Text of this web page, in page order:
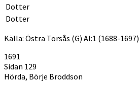
Dotter
Dotter
Källa: Östra Torsås (G) AI:1 (1688-
1691
Sidan 129
Hörda, Börje Broddson